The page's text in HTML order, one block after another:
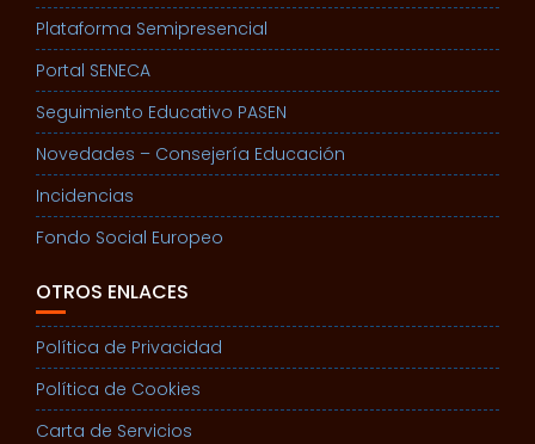
Plataforma Semipresencial
Portal SENECA
Seguimiento Educativo PASEN
Novedades – Consejería Educación
Incidencias
Fondo Social Europeo
OTROS ENLACES
Política de Privacidad
Política de Cookies
Carta de Servicios